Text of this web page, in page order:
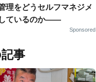
理をどうセルフマネジメ
ているのか——
Sponsored
事